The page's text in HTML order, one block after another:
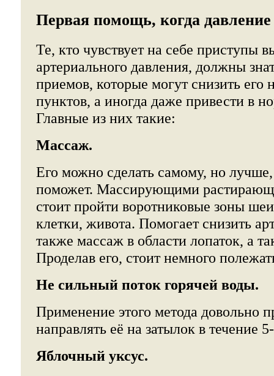
Первая помощь, когда
Те, кто чувствует на себе приступы
артериального давления, должны
приемов, которые могут снизить его
пунктов, а иногда даже привести в
Главные из них такие:
Массаж.
Его можно сделать самому, но
поможет. Массирующими
стоит пройти воротниковые зоны
клетки, живота. Помогает снизить
также массаж в области лопаток, а
Проделав его, стоит немного
Не сильный поток горячей воды.
Применение этого метода довольно
направлять её на затылок в течение
Яблочный уксус.